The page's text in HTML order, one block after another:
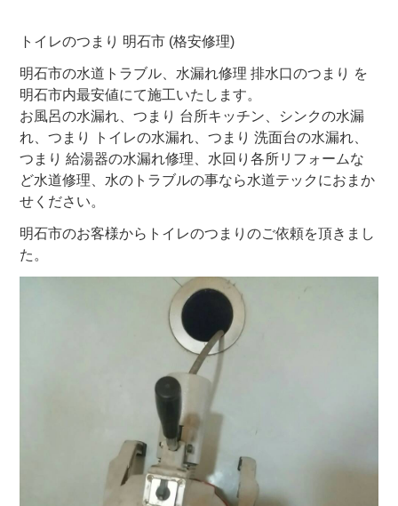
トイレのつまり 明石市 (格安修理)
明石市の水道トラブル、水漏れ修理 排水口のつまり を
明石市内最安値にて施工いたします。
お風呂の水漏れ、つまり 台所キッチン、シンクの水漏
れ、つまり トイレの水漏れ、つまり 洗面台の水漏れ、
つまり 給湯器の水漏れ修理、水回り各所リフォームな
ど水道修理、水のトラブルの事なら水道テックにおまか
せください。
明石市のお客様からトイレのつまりのご依頼を頂きまし
た。